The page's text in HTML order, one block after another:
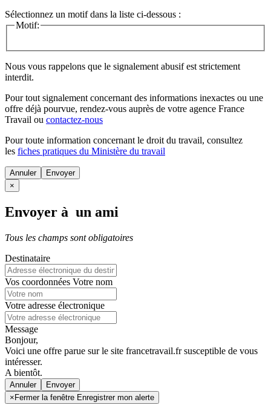
Sélectionnez un motif dans la liste ci-dessous :
Motif:
Nous vous rappelons que le signalement abusif est strictement
interdit.
Pour tout signalement concernant des informations inexactes ou une
offre déjà pourvue, rendez-vous auprès de votre agence France
Travail ou contactez-nous
Pour toute information concernant le droit du travail, consultez
les fiches pratiques du Ministère du travail
Annuler
×
Envoyer à un ami
Tous les champs sont obligatoires
Destinataire
Vos coordonnées Votre nom
Votre adresse électronique
Message
Bonjour,
Voici une offre parue sur le site francetravail.fr susceptible de vous
intéresser.
A bientôt.
Annuler
× Fermer la fenêtre Enregistrer mon alerte